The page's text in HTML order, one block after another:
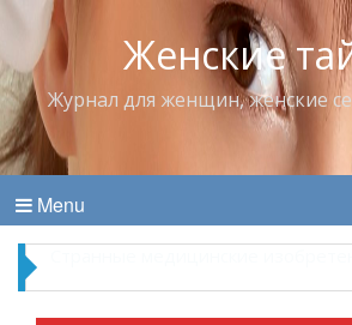
Женские
Журнал для женщин, женские
Menu